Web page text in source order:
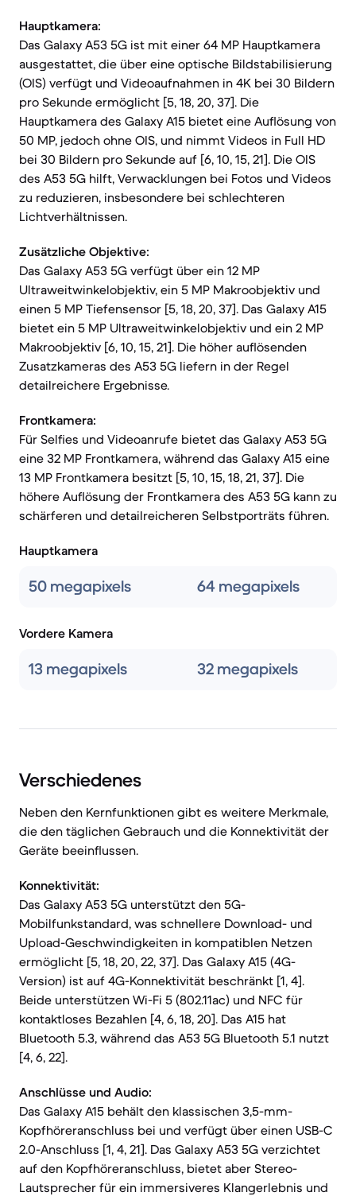
Hauptkamera:
Das Galaxy A53 5G ist mit einer 64 MP Hauptkamera
ausgestattet, die über eine optische Bildstabilisierung
(OIS) verfügt und Videoaufnahmen in 4K bei 30 Bildern
pro Sekunde ermöglicht [5, 18, 20, 37]. Die
Hauptkamera des Galaxy A15 bietet eine Auflösung von
50 MP, jedoch ohne OIS, und nimmt Videos in Full HD
bei 30 Bildern pro Sekunde auf [6, 10, 15, 21]. Die OIS
des A53 5G hilft, Verwacklungen bei Fotos und Videos
zu reduzieren, insbesondere bei schlechteren
Lichtverhältnissen.
Zusätzliche Objektive:
Das Galaxy A53 5G verfügt über ein 12 MP
Ultraweitwinkelobjektiv, ein 5 MP Makroobjektiv und
einen 5 MP Tiefensensor [5, 18, 20, 37]. Das Galaxy A15
bietet ein 5 MP Ultraweitwinkelobjektiv und ein 2 MP
Makroobjektiv [6, 10, 15, 21]. Die höher auflösenden
Zusatzkameras des A53 5G liefern in der Regel
detailreichere Ergebnisse.
Frontkamera:
Für Selfies und Videoanrufe bietet das Galaxy A53 5G
eine 32 MP Frontkamera, während das Galaxy A15 eine
13 MP Frontkamera besitzt [5, 10, 15, 18, 21, 37]. Die
höhere Auflösung der Frontkamera des A53 5G kann zu
schärferen und detailreicheren Selbstporträts führen.
Hauptkamera
50 megapixels 64 megapixels
Vordere Kamera
13 megapixels 32 megapixels
Verschiedenes
Neben den Kernfunktionen gibt es weitere Merkmale,
die den täglichen Gebrauch und die Konnektivität der
Geräte beeinflussen.
Konnektivität:
Das Galaxy A53 5G unterstützt den 5G-
Mobilfunkstandard, was schnellere Download- und
Upload-Geschwindigkeiten in kompatiblen Netzen
ermöglicht [5, 18, 20, 22, 37]. Das Galaxy A15 (4G-
Version) ist auf 4G-Konnektivität beschränkt [1, 4].
Beide unterstützen Wi-Fi 5 (802.11ac) und NFC für
kontaktloses Bezahlen [4, 6, 18, 20]. Das A15 hat
Bluetooth 5.3, während das A53 5G Bluetooth 5.1 nutzt
[4, 6, 22].
Anschlüsse und Audio:
Das Galaxy A15 behält den klassischen 3,5-mm-
Kopfhöreranschluss bei und verfügt über einen USB-C
2.0-Anschluss [1, 4, 21]. Das Galaxy A53 5G verzichtet
auf den Kopfhöreranschluss, bietet aber Stereo-
Lautsprecher für ein immersiveres Klangerlebnis und